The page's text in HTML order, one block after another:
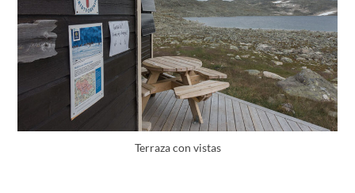
Terraza con vistas